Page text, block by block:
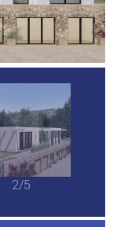
2/5